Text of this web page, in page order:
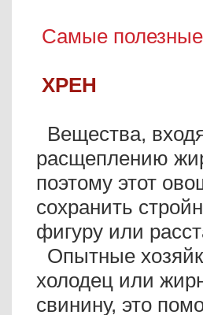
Самые
ХРЕН
Вещества,
расщеплению
поэтому этот
сохранить
фигуру или
Опытные
холодец или
свинину, это